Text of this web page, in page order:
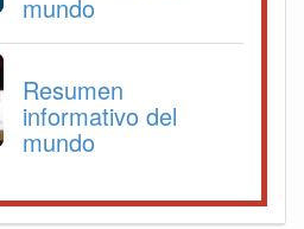
mundo
Resumen
informativo del
mundo